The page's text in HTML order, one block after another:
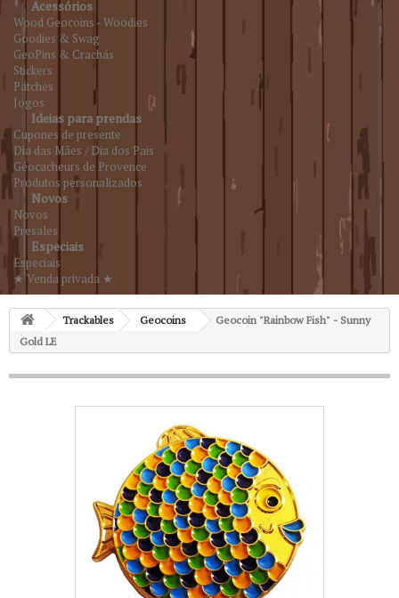
Acessórios
Wood Geocoins - Woodies
Goodies & Swag
GeoPins & Crachás
Stickers
Patches
Jogos
Ideias para prendas
Cupones de presente
Dia das Mães / Dia dos Pais
Géocacheurs de Provence
Produtos personalizados
Novos
Novos
Presales
Especiais
Especiais
★ Venda privada ★
Trackables Geocoins
Geocoin "Rainbow Fish" - Sunny
Gold LE